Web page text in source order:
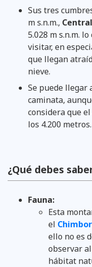
Sus tres
m s.n.m., Central
5.028 m s.n.m.
visitar, en
que llegan
nieve.
Se puede llegar
caminata,
considera que
los 4.200 metros.
¿Qué debes
Fauna:
Esta
el
ello no es
observar al
hábitat